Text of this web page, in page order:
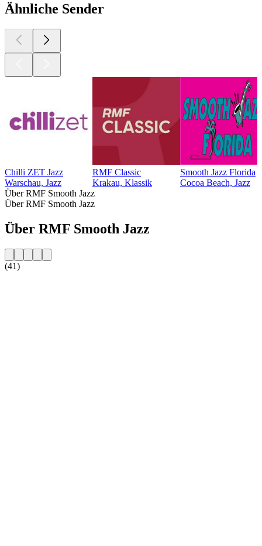
Ähnliche Sender
Chilli ZET Jazz
Warschau, Jazz
RMF Classic
Krakau, Klassik
Smooth Jazz Florida
Cocoa Beach, Jazz
Über RMF Smooth Jazz
Über RMF Smooth Jazz
Über RMF Smooth Jazz
(41)